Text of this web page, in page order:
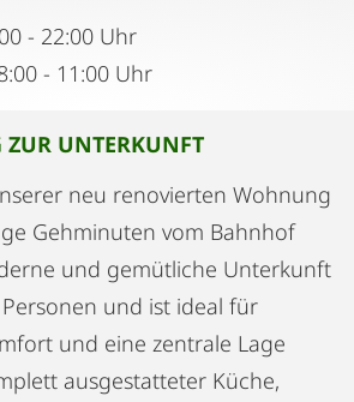
- 22:00 Uhr
- 11:00 Uhr
ZUR UNTERKUNFT
neu renovierten Wohnung
Gehminuten vom Bahnhof
und gemütliche Unterkunft
und ist ideal für
und eine zentrale Lage
ausgestatteter Küche,